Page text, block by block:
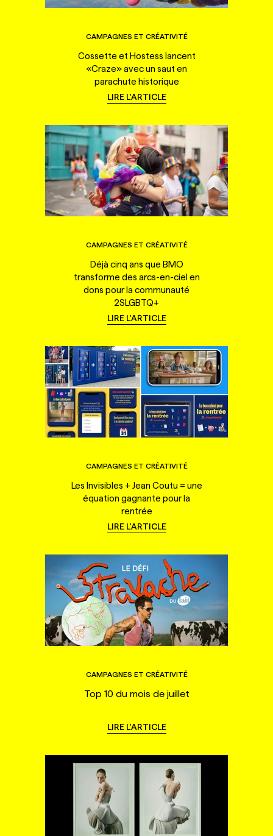
CAMPAGNES ET CRÉATIVITÉ
Cossette et Hostess lancent
«Craze» avec un saut en
parachute historique
LIRE L'ARTICLE
CAMPAGNES ET CRÉATIVITÉ
Déjà cinq ans que BMO
transforme des arcs-en-ciel en
dons pour la communauté
2SLGBTQ+
LIRE L'ARTICLE
CAMPAGNES ET CRÉATIVITÉ
Les Invisibles + Jean Coutu = une
équation gagnante pour la
rentrée
LIRE L'ARTICLE
CAMPAGNES ET CRÉATIVITÉ
Top 10 du mois de juillet
LIRE L'ARTICLE